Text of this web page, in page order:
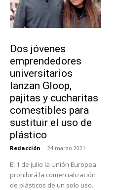
Dos jóvenes
emprendedores
universitarios
lanzan Gloop,
pajitas y cucharitas
comestibles para
sustituir el uso de
plástico
Redacción - 24 marzo 2021
El 1 de julio la Unión Europea
prohibirá la comercialización
de plásticos de un solo uso.